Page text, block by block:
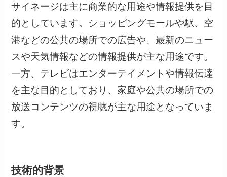
サイネージは主に商業的な用途や情報提供を目
的としています。ショッピングモールや駅、空
港などの公共の場所での広告や、最新のニュー
スや天気情報などの情報提供が主な用途です。
一方、テレビはエンターテイメントや情報伝達
を主な目的としており、家庭や公共の場所での
放送コンテンツの視聴が主な用途となっていま
す。
技術的背景